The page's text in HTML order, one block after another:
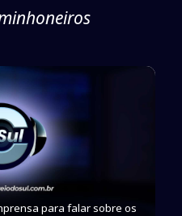
para falar sobre os